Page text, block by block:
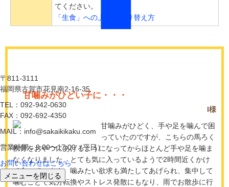
〒811-3111
福岡県古賀市花見南2-16-35
TEL：092-942-0630
FAX：092-692-4350
MAIL：info@sakaikikaku.com
営業時間：9:00〜17:00（平日）
お問い合わせはこちら
メニューを閉じる
てください。
「生食」への上手な切り替え方
甘噛みがひどい子に・・・
I様
甘噛みがひどく、手や足を噛んで困
っていたのですが、こちらの馬ろく
軟骨をおやつにあげるようになってからほとんど手や足を噛ま
なくなりました。とても気に入っているようで2時間近くかけ
て食べています。噛みたい欲求も満たしてあげられ、集中して
噛むことで気分転換やストレス発散にもなり、雨でお散歩に行